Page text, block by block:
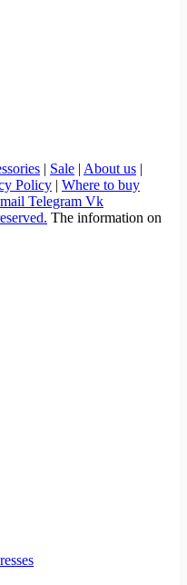
| Sale | About us |
Policy | Where to buy
Telegram Vk
The information on